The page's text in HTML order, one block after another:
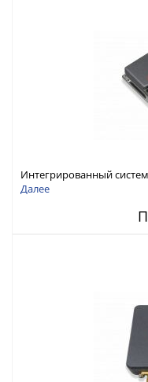
Интегрированный
ИСПП 8200
Далее